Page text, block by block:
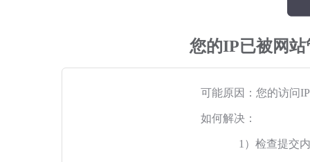
您的IP已被网
可能原因：您的访问
如何解决：
1）检查提交